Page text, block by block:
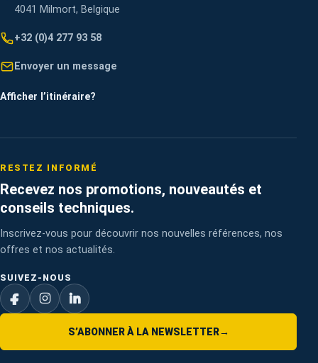
4041 Milmort, Belgique
+32 (0)4 277 93 58
Envoyer un message
Afficher l’itinéraire?
RESTEZ INFORMÉ
Recevez nos promotions, nouveautés et
conseils techniques.
Inscrivez-vous pour découvrir nos nouvelles références, nos
offres et nos actualités.
SUIVEZ-NOUS
S’ABONNER À LA NEWSLETTER→